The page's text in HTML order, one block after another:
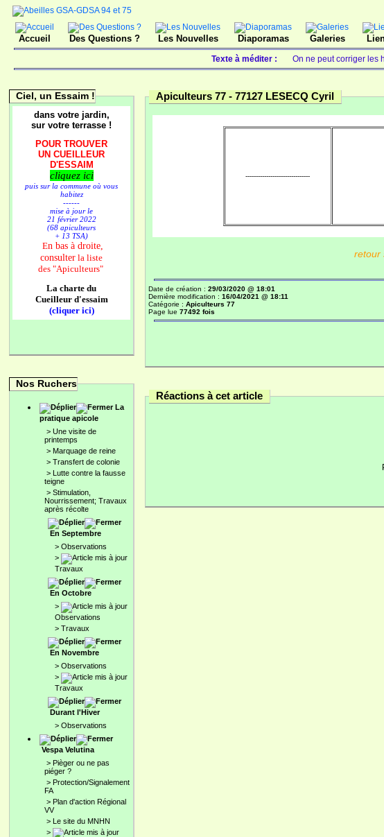
Accueil Des Questions ? Les Nouvelles Diaporamas Galeries
Texte à méditer : On ne peut corriger les
Ciel, un Essaim !
dans votre jardin,
sur votre terrasse !
POUR TROUVER
UN CUEILLEUR
D'ESSAIM
cliquez ici
puis sur la commune où vous
habitez
------
mise à jour le
21 février 2022
(68 apiculteurs
+ 13 TSA)
En bas à droite,
consulter la liste
des "Apiculteurs"
La charte du
Cueilleur d'essaim
(cliquer ici)
Nos Ruchers
La
pratique apicole
> Une visite de
printemps
> Marquage de reine
> Transfert de colonie
> Lutte contre la fausse
teigne
> Stimulation,
Nourrissement; Travaux
après récolte
En Septembre
> Observations
>
Travaux
En Octobre
>
Observations
> Travaux
En Novembre
> Observations
>
Travaux
Durant l'Hiver
> Observations
Vespa Velutina
> Pièger ou ne pas
piéger ?
> Protection/Signalement
FA
> Plan d'action Régional
VV
> Le site du MNHN
>
Apiculteurs 77 - 77127 LESECQ Cyril
-------------------------------
retour
Date de création : 29/03/2020 @ 18:01
Dernière modification : 16/04/2021 @ 18:11
Catégorie : Apiculteurs 77
Page lue 77492 fois
Réactions à cet article